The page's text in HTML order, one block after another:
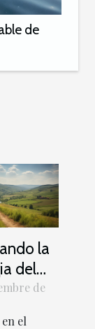
de
la
del
dede
el